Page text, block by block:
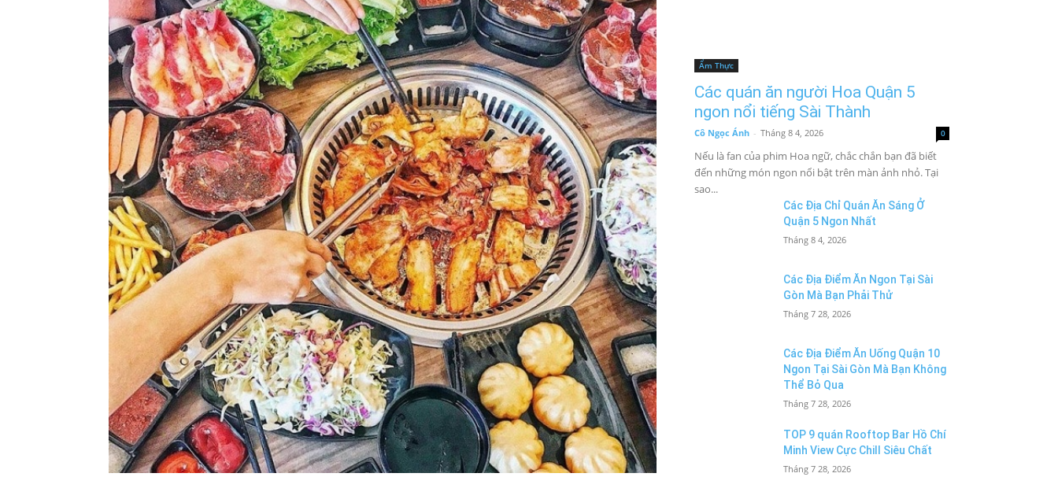
Ẩm Thực
Các quán ăn người Hoa Quận 5
ngon nổi tiếng Sài Thành
Cô Ngọc Ánh - Tháng 8 4, 2026 0
Nếu là fan của phim Hoa ngữ, chắc chắn bạn đã biết
đến những món ngon nổi bật trên màn ảnh nhỏ. Tại
sao...
Các Địa Chỉ Quán Ăn Sáng Ở
Quận 5 Ngon Nhất
Tháng 8 4, 2026
Các Địa Điểm Ăn Ngon Tại Sài
Gòn Mà Bạn Phải Thử
Tháng 7 28, 2026
Các Địa Điểm Ăn Uống Quận 10
Ngon Tại Sài Gòn Mà Bạn Không
Thể Bỏ Qua
Tháng 7 28, 2026
TOP 9 quán Rooftop Bar Hồ Chí
Minh View Cực Chill Siêu Chất
Tháng 7 28, 2026